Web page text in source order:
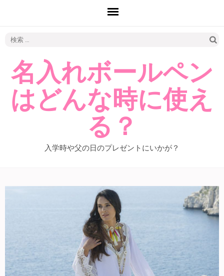
名入れボールペン
はどんな時に使え
る？
入学時や父の日のプレゼントにいかが？